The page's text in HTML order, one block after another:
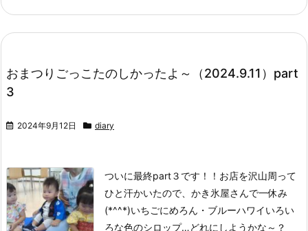
おまつりごっこたのしかったよ～（2024.9.11）part
3
2024年9月12日 diary
ついに最終part３です！！ お店を沢山周って
ひと汗かいたので、かき氷屋さんで一休み
(*^^*)いちごにめろん・ブルーハワイいろい
ろな色のシロップ…どれにしようかな～？